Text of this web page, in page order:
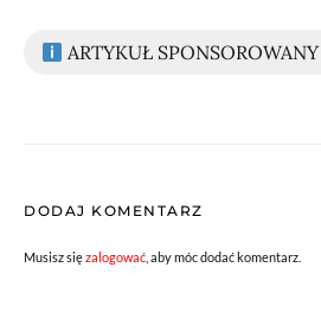
ARTYKUŁ SPONSOROWANY
DODAJ KOMENTARZ
Musisz sięzalogować , aby móc dodać komentarz.